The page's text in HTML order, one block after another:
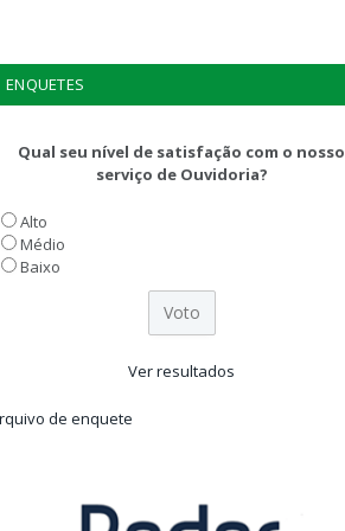
ENQUETES
Qual seu nível de satisfação com o nosso
serviço de Ouvidoria?
Alto
Médio
Baixo
Ver resultados
de enquete